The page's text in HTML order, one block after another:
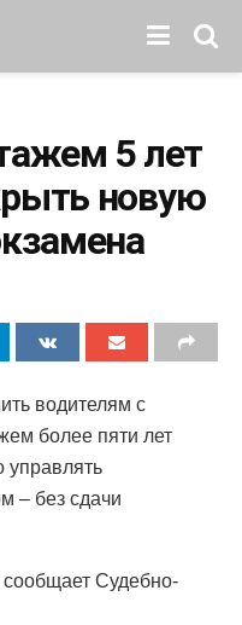
5 лет
новую
водителям с
более пяти лет
управлять
– без сдачи
сообщает Судебно-